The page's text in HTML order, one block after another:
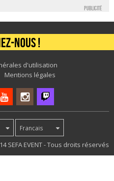
Publicité
nous !
d'utilisation
Mentions légales
Francais
SEFA EVENT - Tous droits réservés